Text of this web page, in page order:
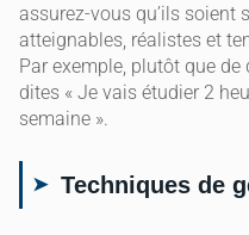
assurez-vous qu’ils soient
atteignables, réalistes et
Par exemple, plutôt que de
dites « Je vais étudier 2
semaine ».
Techniques de